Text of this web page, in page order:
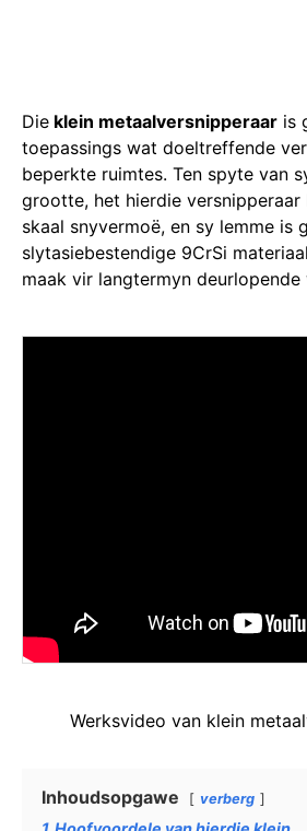
Die klein metaalversnipperaar is
toepassings wat doeltreffende
beperkte ruimtes. Ten spyte van
grootte, het hierdie
skaal snyvermoë, en sy lemme is
slytasiebestendige 9CrSi
maak vir langtermyn deurlopende
Werksvideo van klein
Inhoudsopgawe verberg